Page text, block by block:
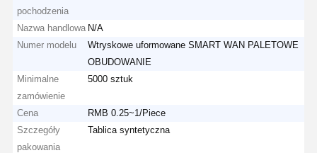
pochodzenia
Nazwa handlowa N/A
Numer modelu
Wtryskowe uformowane SMART WAN PALETOWE
OBUDOWANIE
Minimalne
zamówienie
5000 sztuk
Cena
RMB 0.25~1/Piece
Szczegóły
pakowania
Tablica syntetyczna